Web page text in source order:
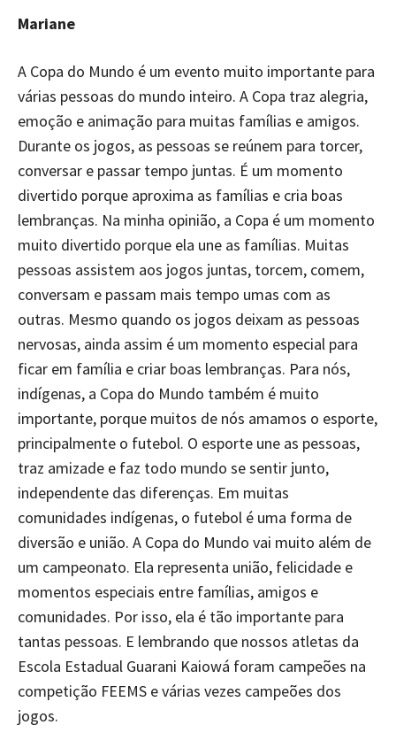
Mariane
A Copa do Mundo é um evento muito importante para
várias pessoas do mundo inteiro. A Copa traz alegria,
emoção e animação para muitas famílias e amigos.
Durante os jogos, as pessoas se reúnem para torcer,
conversar e passar tempo juntas. É um momento
divertido porque aproxima as famílias e cria boas
lembranças. Na minha opinião, a Copa é um momento
muito divertido porque ela une as famílias. Muitas
pessoas assistem aos jogos juntas, torcem, comem,
conversam e passam mais tempo umas com as
outras. Mesmo quando os jogos deixam as pessoas
nervosas, ainda assim é um momento especial para
ficar em família e criar boas lembranças. Para nós,
indígenas, a Copa do Mundo também é muito
importante, porque muitos de nós amamos o esporte,
principalmente o futebol. O esporte une as pessoas,
traz amizade e faz todo mundo se sentir junto,
independente das diferenças. Em muitas
comunidades indígenas, o futebol é uma forma de
diversão e união. A Copa do Mundo vai muito além de
um campeonato. Ela representa união, felicidade e
momentos especiais entre famílias, amigos e
comunidades. Por isso, ela é tão importante para
tantas pessoas. E lembrando que nossos atletas da
Escola Estadual Guarani Kaiowá foram campeões na
competição FEEMS e várias vezes campeões dos
jogos.